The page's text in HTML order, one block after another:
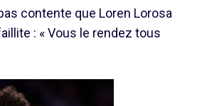
contente que Loren Lorosa
: « Vous le rendez tous